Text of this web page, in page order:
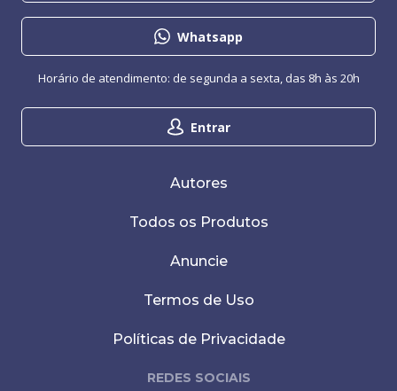
Whatsapp
Entrar
Horário de atendimento: de segunda a sexta, das 8h às 20h
Autores
Todos os Produtos
Anuncie
Termos de Uso
Políticas de Privacidade
REDES SOCIAIS